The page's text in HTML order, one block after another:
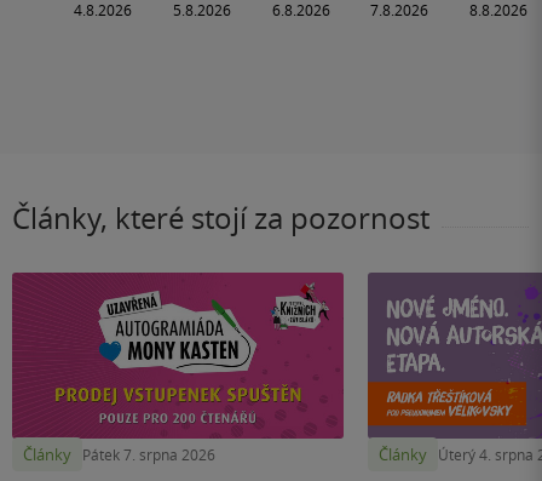
Články, které stojí za pozornost
Články Pátek 7. srpna 2026 Články Úterý 4. srpna